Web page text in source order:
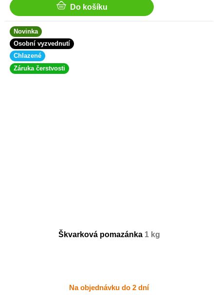
Do košíku
Novinka
Osobní vyzvednutí
Chlazené
Záruka čerstvosti
Škvarková pomazánka 1 kg
Na objednávku do 2 dní